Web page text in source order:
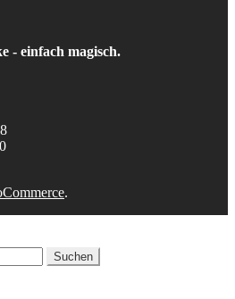
- einfach magisch.
.
Suchen